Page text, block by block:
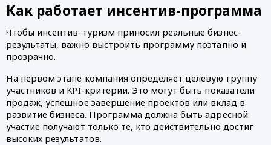
Как работает инсентив-программа
Чтобы инсентив-туризм приносил реальные бизнес-
результаты, важно выстроить программу поэтапно и
прозрачно.
На первом этапе компания определяет целевую группу
участников и KPI-критерии. Это могут быть показатели
продаж, успешное завершение проектов или вклад в
развитие бизнеса. Программа должна быть адресной:
участие получают только те, кто действительно достиг
высоких результатов.